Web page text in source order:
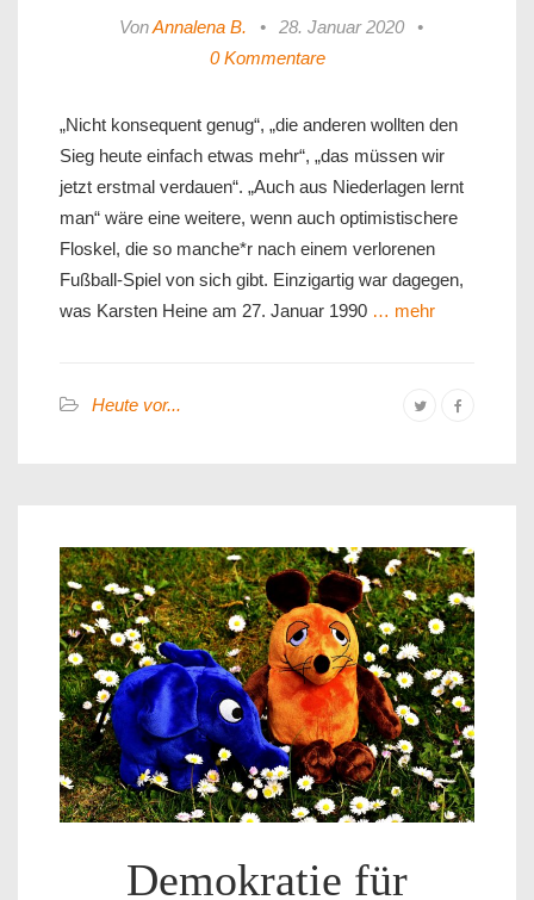
VonAnnalena B. • 28. Januar 2020
•
0 Kommentare
„Nicht konsequent genug“, „die anderen wollten den
Sieg heute einfach etwas mehr“, „das müssen wir
jetzt erstmal verdauen“. „Auch aus Niederlagen lernt
man“ wäre eine weitere, wenn auch optimistischere
Floskel, die so manche*r nach einem verlorenen
Fußball-Spiel von sich gibt. Einzigartig war dagegen,
was Karsten Heine am 27. Januar 1990 … mehr
Heute vor...
Demokratie für